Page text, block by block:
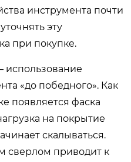
инструмента почти
эту
при покупке.
использование
«до победного». Как
появляется фаска
на покрытие
скалываться.
сверлом приводит к